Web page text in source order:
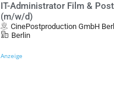
IT-Administrator Film &
(m/w/d)
CinePostproduction GmbH
Berlin
Anzeige